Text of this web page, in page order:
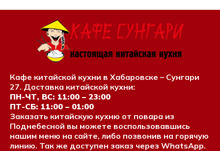
Кафе китайской кухни в Хабаровске – Сунгари
27. Доставка китайской кухни:
ПН-ЧТ, ВС: 11:00 – 23:00
ПТ-СБ: 11:00 – 01:00
Заказать китайскую кухню от повара из
Поднебесной вы можете воспользовавшись
нашим меню на сайте, либо позвонив на горячую
линию. Так же доступен заказ через WhatsApp.